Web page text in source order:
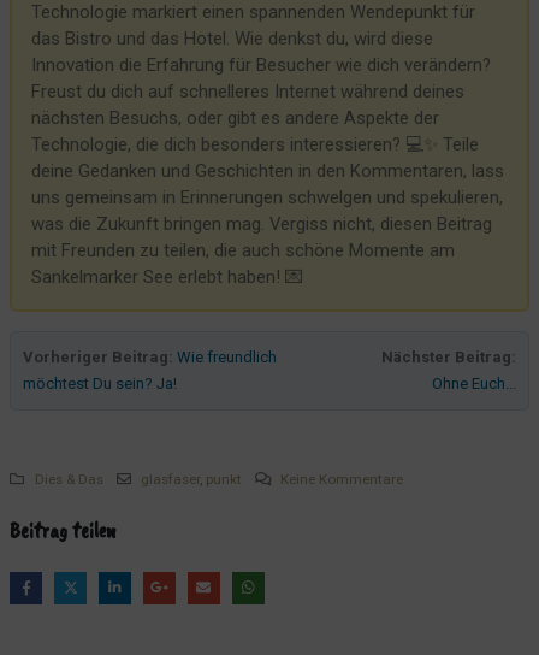
Gäste, die einfach Ar***l***** sind. Punkt.
Was seht Ihr hier? Nur Holz, oder vielleicht auch mehr?
Hallo liebe Mitarbeitenden Mitarbeiter (m, w, d, o. Ä.)
Schild wieder da
Und immer wieder grüßt der Filter...
Nein. Wir möchten nicht! Wir brauchen keine Unterstützung bei der
Entfernung von "schlechten" Bewertungen!
Harald Schmidt wünscht gute Nacht
Willkommen am Sankelmarker See – Dein Hotel inmitten einer
Fundstück der besonderen Art – oder: Manche Dinge will man
Obdachlose Überraschung am frühen Morgen im Bistro
Sehr merkwürdiges Fundstück
Es wird Zeit für unser Bistro - bevor ich platze
Technologie markiert einen spannenden Wendepunkt für
das Bistro und das Hotel. Wie denkst du, wird diese
Innovation die Erfahrung für Besucher wie dich verändern?
Freust du dich auf schnelleres Internet während deines
nächsten Besuchs, oder gibt es andere Aspekte der
Technologie, die dich besonders interessieren? 💻✨ Teile
deine Gedanken und Geschichten in den Kommentaren, lass
uns gemeinsam in Erinnerungen schwelgen und spekulieren,
was die Zukunft bringen mag. Vergiss nicht, diesen Beitrag
mit Freunden zu teilen, die auch schöne Momente am
Sankelmarker See erlebt haben! 💌
Vorheriger Beitrag: Wie freundlich
möchtest Du sein? Ja!
Nächster Beitrag:
Ohne Euch...
Dies & Das glasfaser, punkt Keine Kommentare
Beitrag teilen